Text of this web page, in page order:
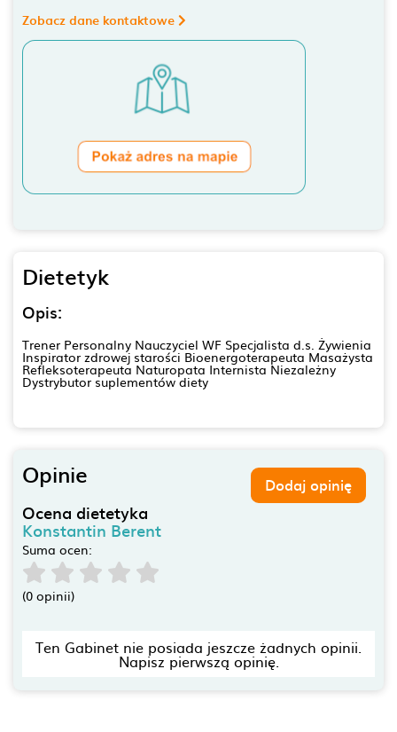
Zobacz dane kontaktowe
Dietetyk
Opis:
Trener Personalny Nauczyciel WF Specjalista d.s. Żywienia
Inspirator zdrowej starości Bioenergoterapeuta Masażysta
Refleksoterapeuta Naturopata Internista Niezależny
Dystrybutor suplementów diety
Opinie Dodaj opinię
Ocena dietetyka
Konstantin Berent
Suma ocen:
(0 opinii)
Ten Gabinet nie posiada jeszcze żadnych opinii.
Napisz pierwszą opinię.